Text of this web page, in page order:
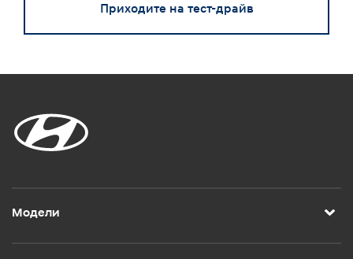
Приходите на тест-драйв
Модели